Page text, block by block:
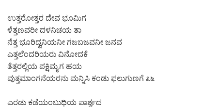
ಉತ್ತರೋತ್ತರ ದೇವ ಭೂಮಿಗ
ಳೆತ್ತಣವರೀ ದಳನಿಚಯ ತಾ
ನೆತ್ತ ಭೂರಿದ್ವನಿಯನೀ ಗಜಬಜವನೀ ಜನವ
ಎತ್ತಲೆಂದರಿಯರು ವಿನೋದಕೆ
ತೆತ್ತರಲ್ಲಿಯ ಪಕ್ಷಿಮೃಗ ಹಯ
ವುತ್ತಮಾಂಗನೆಯರನು ಮನ್ನಿಸಿ ಕಂಡು ಫಲುಗುಣಗೆ ೩೬
ಎರಡು ಕಡೆಯಂಬುಧಿಯ ಪಾರ್ಶ್ವದ